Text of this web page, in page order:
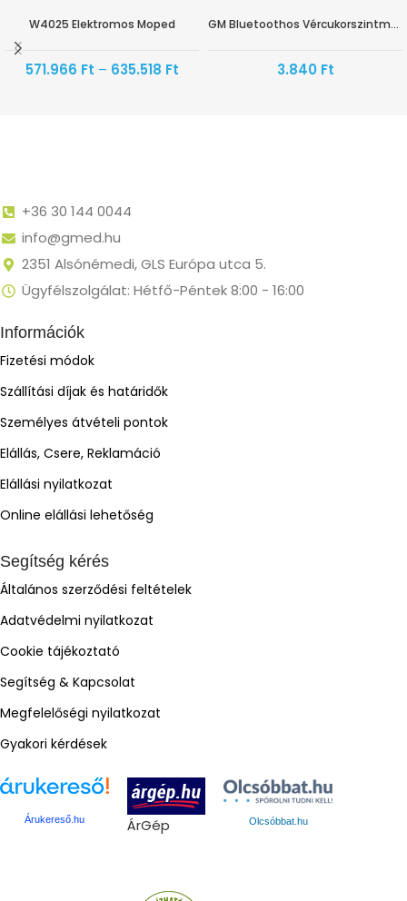
W4025 Elektromos Moped
571.966 Ft – 635.518 Ft
GM Bluetoothos Vércukorszintmérő Fehér BG-710B
3.840 Ft
+36 30 144 0044
info@gmed.hu
2351 Alsónémedi, GLS Európa utca 5.
Ügyfélszolgálat: Hétfő-Péntek 8:00 - 16:00
Információk
Fizetési módok
Szállítási díjak és határidők
Személyes átvételi pontok
Elállás, Csere, Reklamáció
Elállási nyilatkozat
Online elállási lehetőség
Segítség kérés
Általános szerződési feltételek
Adatvédelmi nyilatkozat
Cookie tájékoztató
Segítség & Kapcsolat
Megfelelőségi nyilatkozat
Gyakori kérdések
Árukereső.hu ÁrGép Olcsóbbat.hu